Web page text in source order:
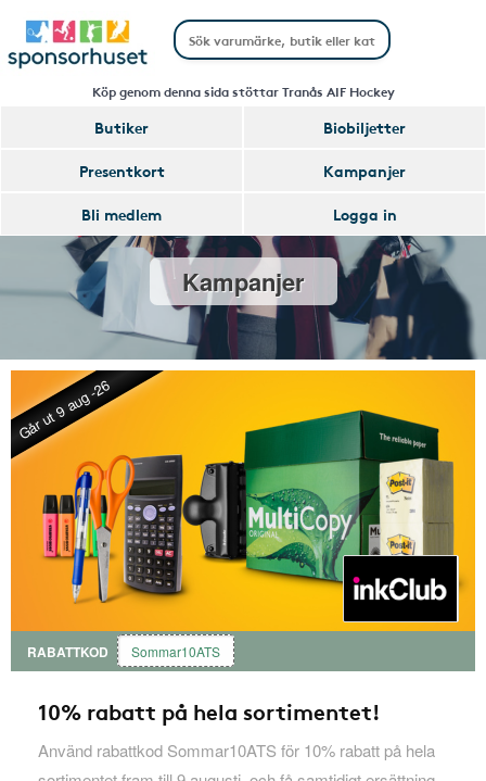
Köp genom denna sida stöttar Tranås AIF Hockey
Butiker
Biobiljetter
Presentkort
Kampanjer
Bli medlem
Logga in
Kampanjer
Går ut 9 aug -26
RABATTKOD Sommar10ATS
10% rabatt på hela sortimentet!
Använd rabattkod Sommar10ATS för 10% rabatt på hela